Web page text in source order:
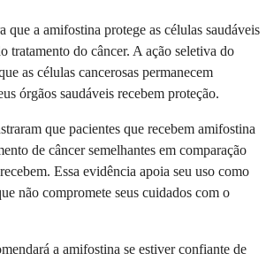
que a amifostina protege as células saudáveis
tratamento do câncer. A ação seletiva do
as células cancerosas permanecem
órgãos saudáveis recebem proteção.
que pacientes que recebem amifostina
de câncer semelhantes em comparação
Essa evidência apoia seu uso como
não compromete seus cuidados com o
a amifostina se estiver confiante de